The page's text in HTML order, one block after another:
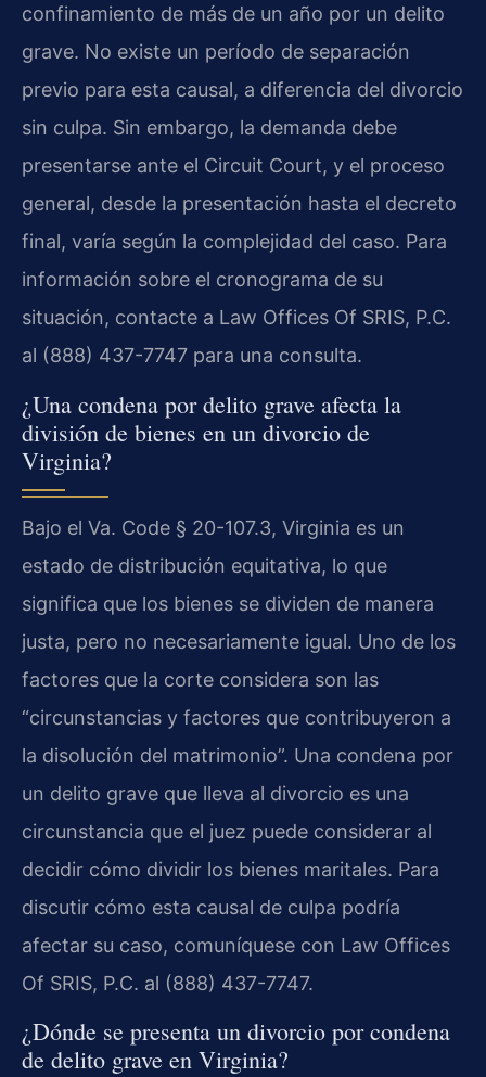
confinamiento de más de un año por un delito
grave. No existe un período de separación
previo para esta causal, a diferencia del divorcio
sin culpa. Sin embargo, la demanda debe
presentarse ante el Circuit Court, y el proceso
general, desde la presentación hasta el decreto
final, varía según la complejidad del caso. Para
información sobre el cronograma de su
situación, contacte a Law Offices Of SRIS, P.C.
al (888) 437-7747 para una consulta.
¿Una condena por delito grave afecta la
división de bienes en un divorcio de
Virginia?
Bajo el Va. Code § 20-107.3, Virginia es un
estado de distribución equitativa, lo que
significa que los bienes se dividen de manera
justa, pero no necesariamente igual. Uno de los
factores que la corte considera son las
“circunstancias y factores que contribuyeron a
la disolución del matrimonio”. Una condena por
un delito grave que lleva al divorcio es una
circunstancia que el juez puede considerar al
decidir cómo dividir los bienes maritales. Para
discutir cómo esta causal de culpa podría
afectar su caso, comuníquese con Law Offices
Of SRIS, P.C. al (888) 437-7747.
¿Dónde se presenta un divorcio por condena
de delito grave en Virginia?